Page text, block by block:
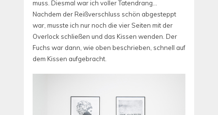
muss. Diesmal war ich voller Tatendrang…
Nachdem der Reißverschluss schön abgesteppt
war, musste ich nur noch die vier Seiten mit der
Overlock schließen und das Kissen wenden. Der
Fuchs war dann, wie oben beschrieben, schnell auf
dem Kissen aufgebracht.